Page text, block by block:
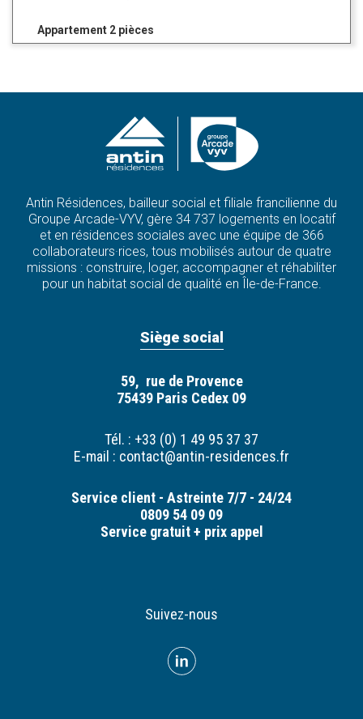
Appartement 2 pièces
Antin Résidences, bailleur social et filiale francilienne du
Groupe Arcade-VYV, gère 34 737 logements en locatif
et en résidences sociales avec une équipe de 366
collaborateurs·rices, tous mobilisés autour de quatre
missions : construire, loger, accompagner et réhabiliter
pour un habitat social de qualité en Île-de-France.
Siège social
59, rue de Provence
75439 Paris Cedex 09
Tél. : +33 (0) 1 49 95 37 37
E-mail : contact@antin-residences.fr
Service client - Astreinte 7/7 - 24/24
0809 54 09 09
Service gratuit + prix appel
Suivez-nous